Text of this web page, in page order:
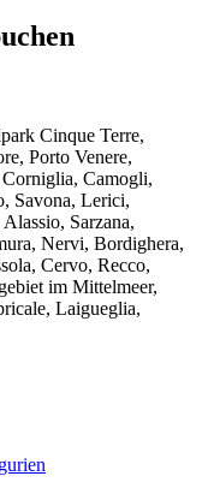
Cinque Terre,
Porto Venere,
Camogli,
Savona, Lerici,
Sarzana,
Nervi, Bordighera,
Cervo, Recco,
im Mittelmeer,
Laigueglia,